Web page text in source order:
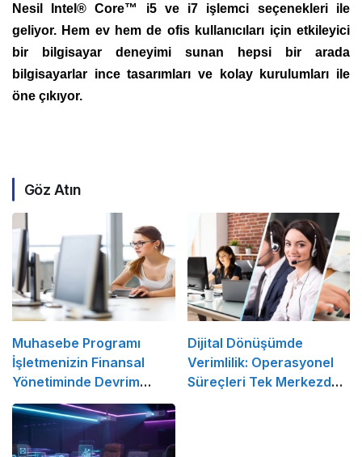
Nesil Intel® Core™ i5 ve i7 işlemci seçenekleri ile
geliyor. Hem ev hem de ofis kullanıcıları için etkileyici
bir bilgisayar deneyimi sunan hepsi bir arada
bilgisayarlar ince tasarımları ve kolay kurulumları ile
öne çıkıyor.
Göz Atın
Muhasebe Programı
İşletmenizin Finansal
Yönetiminde Devrim
Yaratacak Çözüm
Dijital Dönüşümde
Verimlilik: Operasyonel
Süreçleri Tek Merkezden